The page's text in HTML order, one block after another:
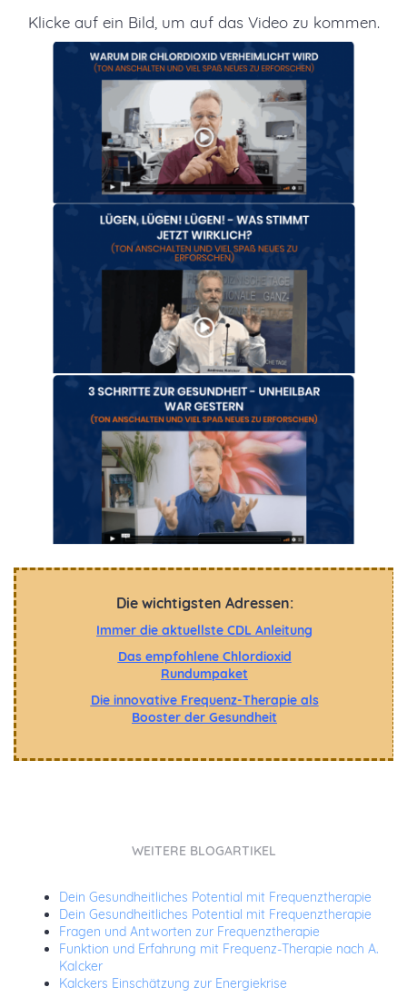
Klicke auf ein Bild, um auf das Video zu kommen.
Die wichtigsten Adressen:
Immer die aktuellste CDL Anleitung
Das empfohlene Chlordioxid
Rundumpaket
Die innovative Frequenz-Therapie als
Booster der Gesundheit
WEITERE BLOGARTIKEL
Dein Gesundheitliches Potential mit Frequenztherapie
Dein Gesundheitliches Potential mit Frequenztherapie
Fragen und Antworten zur Frequenztherapie
Funktion und Erfahrung mit Frequenz-Therapie nach A.
KaIcker
Kalckers Einschätzung zur Energiekrise